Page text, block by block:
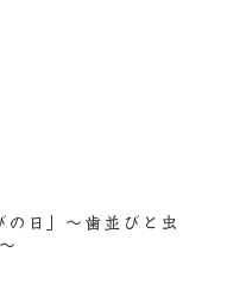
日」～歯並びと虫